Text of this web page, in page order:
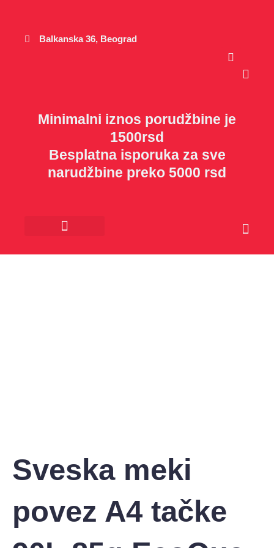
садржајBalkanska 36, Beograd
Cart
Minimalni iznos porudžbine je
1500rsd
Besplatna isporuka za sve
narudžbine preko 5000 rsd
Cart
Sveska meki
povez A4 tačke